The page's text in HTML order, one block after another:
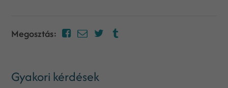
Megosztás:
Gyakori kérdések